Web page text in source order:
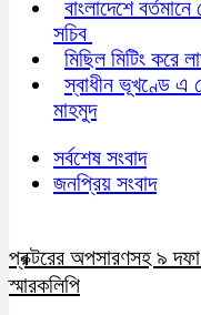
বাংলাদেশে
সচিব
মিছিল মিটিং করে
স্বাধীন ভূখণ্ডে এ
মাহমুদ
সর্বশেষ সংবাদ
জনপ্রিয় সংবাদ
প্রক্টরের অপসারণসহ ৯ দফা
স্মারকলিপি